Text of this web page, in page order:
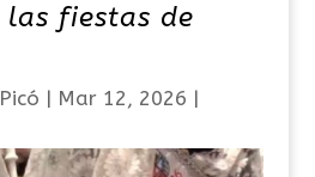
fiestas de
| Mar 12, 2026 |